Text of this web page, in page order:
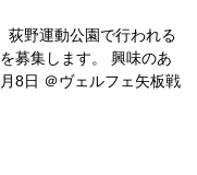
荻野運動公園で行われる
募集します。 興味のあ
8日 ＠ヴェルフェ矢板戦